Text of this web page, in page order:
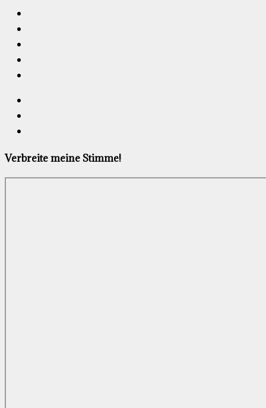
Verbreite meine Stimme!